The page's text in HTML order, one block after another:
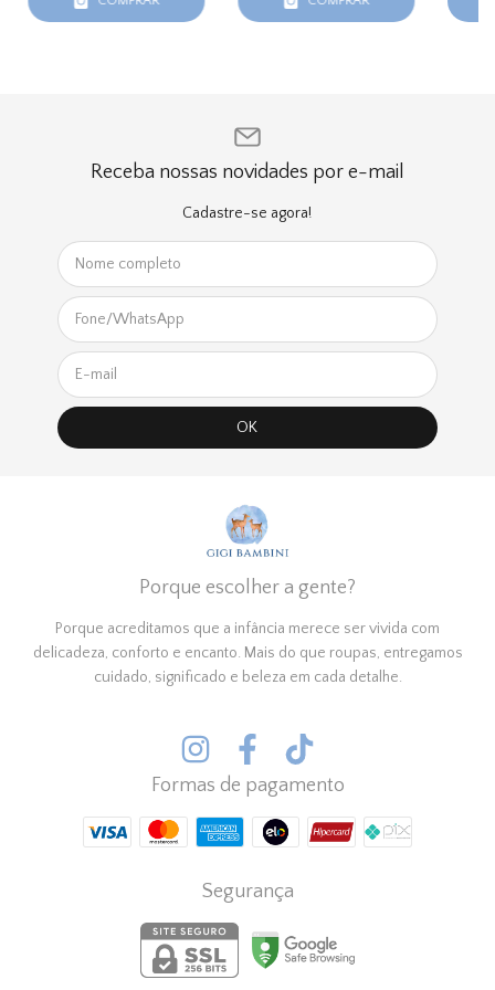
Receba nossas novidades por e-mail
Cadastre-se agora!
Porque escolher a gente?
Porque acreditamos que a infância merece ser vivida com
delicadeza, conforto e encanto. Mais do que roupas, entregamos
cuidado, significado e beleza em cada detalhe.
Formas de pagamento
Segurança